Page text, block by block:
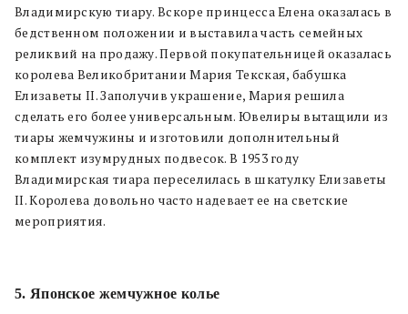
Владимирскую тиару. Вскоре принцесса Елена оказалась в
бедственном положении и выставила часть семейных
реликвий на продажу. Первой покупательницей оказалась
королева Великобритании Мария Текская, бабушка
Елизаветы II. Заполучив украшение, Мария решила
сделать его более универсальным. Ювелиры вытащили из
тиары жемчужины и изготовили дополнительный
комплект изумрудных подвесок. В 1953 году
Владимирская тиара переселилась в шкатулку Елизаветы
II. Королева довольно часто надевает ее на светские
мероприятия.
5. Японское жемчужное колье